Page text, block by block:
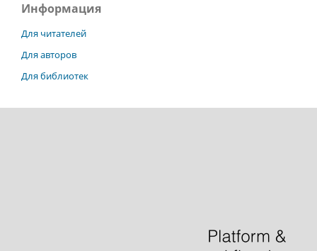
Информация
Для читателей
Для авторов
Для библиотек